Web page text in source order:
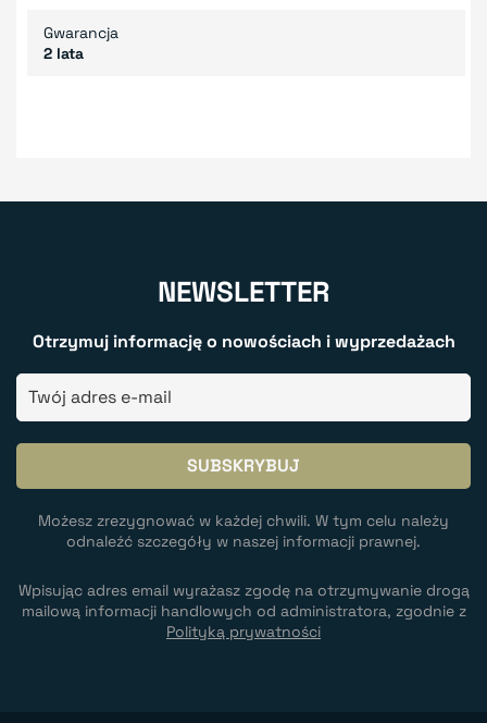
Gwarancja
2 lata
NEWSLETTER
Otrzymuj informację o nowościach i wyprzedażach
Możesz zrezygnować w każdej chwili. W tym celu należy
odnaleźć szczegóły w naszej informacji prawnej.
Wpisując adres email wyrażasz zgodę na otrzymywanie drogą
mailową informacji handlowych od administratora, zgodnie z
Polityką prywatności